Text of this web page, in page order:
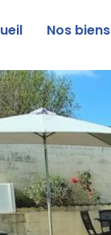
Nos biens